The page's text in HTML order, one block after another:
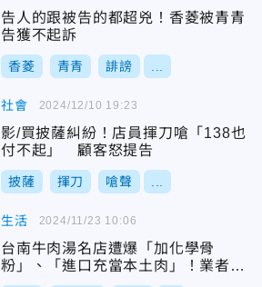
告人的跟被告的都超兇！香菱被青青
告獲不起訴
香菱 青青 誹謗
社會
影/買披薩糾紛！店員揮刀嗆「138也
付不起」 顧客怒提告
披薩 揮刀 嗆聲
2024/12/10 19:23
生活
台南牛肉湯名店遭爆「加化學骨
粉」、「進口充當本土肉」！業者怒
告妨害名譽
2024/11/23 10:06